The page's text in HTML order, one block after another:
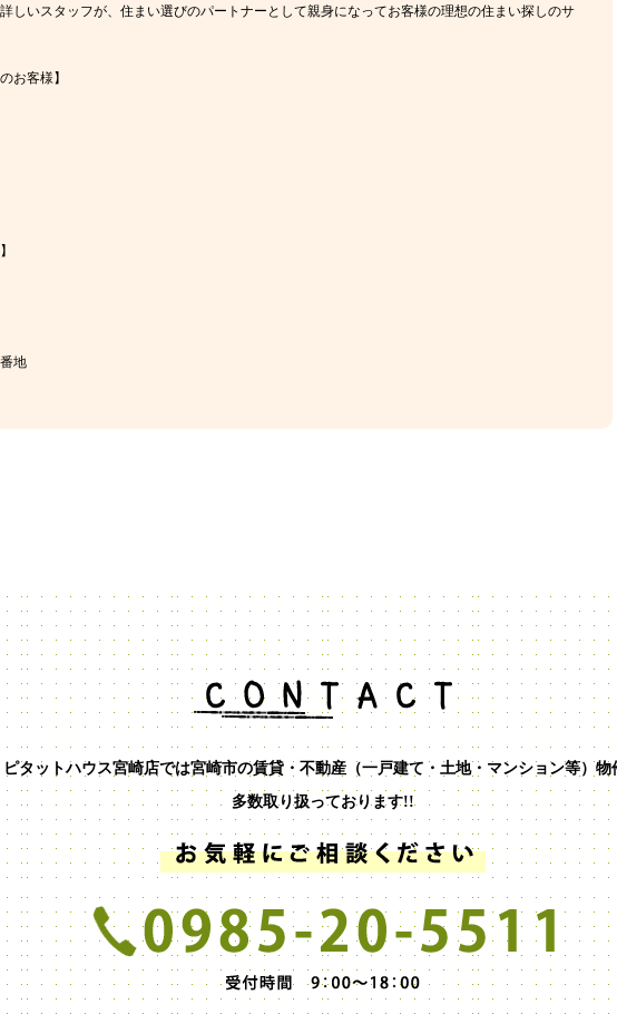
しいスタッフが、住まい選びのパートナーとして親身になってお客様の理想の住まい探しのサ
お客様】
地
ピタットハウス宮崎店では宮崎市の賃貸・不動産（一戸建て・土地・マンション等）物
多数取り扱っております!!